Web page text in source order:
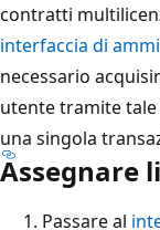
contratti
interfaccia di
necessario
utente tramite
una singola
Assegnare
Passare al